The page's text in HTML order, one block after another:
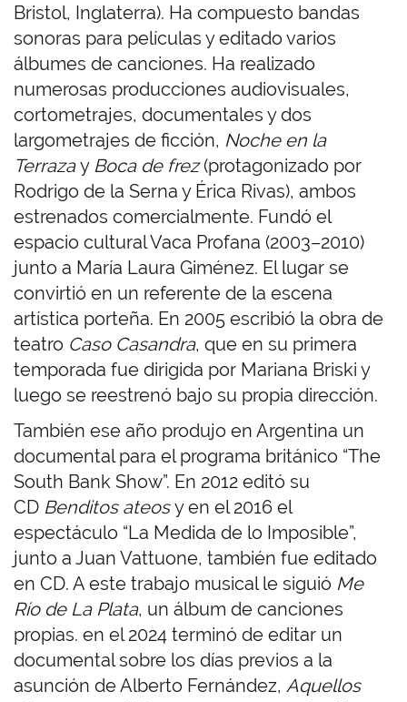
Bristol, Inglaterra). Ha compuesto bandas
sonoras para películas y editado varios
álbumes de canciones. Ha realizado
numerosas producciones audiovisuales,
cortometrajes, documentales y dos
largometrajes de ficción, Noche en la
Terrazay Boca de frez(protagonizado por
Rodrigo de la Serna y Érica Rivas), ambos
estrenados comercialmente. Fundó el
espacio cultural Vaca Profana (2003–2010)
junto a María Laura Giménez. El lugar se
convirtió en un referente de la escena
artística porteña. En 2005 escribió la obra de
teatro Caso Casandra, que en su primera
temporada fue dirigida por Mariana Briski y
luego se reestrenó bajo su propia dirección.
También ese año produjo en Argentina un
documental para el programa británico “The
South Bank Show”. En 2012 editó su
CD Benditos ateosy en el 2016 el
espectáculo “La Medida de lo Imposible”,
junto a Juan Vattuone, también fue editado
en CD. A este trabajo musical le siguió Me
Río de La Plata, un álbum de canciones
propias. en el 2024 terminó de editar un
documental sobre los días previos a la
asunción de Alberto Fernández, Aquellos